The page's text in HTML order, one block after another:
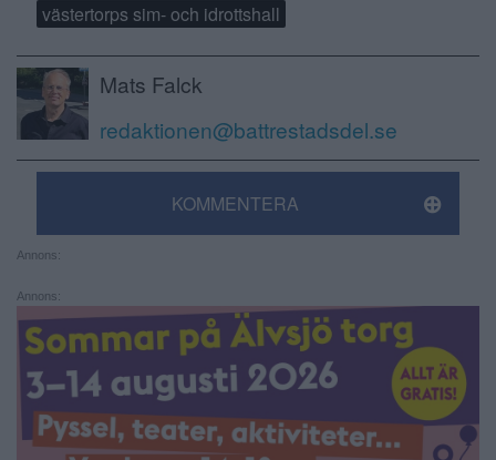
västertorps sim- och idrottshall
Mats Falck
redaktionen@battrestadsdel.se
KOMMENTERA
Annons:
Annons: